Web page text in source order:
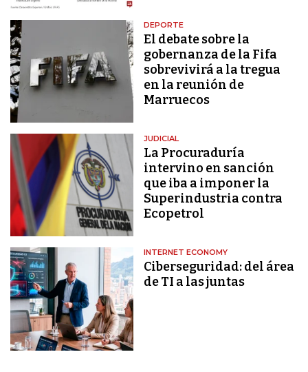
DEPORTE
El debate sobre la
gobernanza de la Fifa
sobrevivirá a la tregua
en la reunión de
Marruecos
JUDICIAL
La Procuraduría
intervino en sanción
que iba a imponer la
Superindustria contra
Ecopetrol
INTERNET ECONOMY
Ciberseguridad: del área
de TI a las juntas